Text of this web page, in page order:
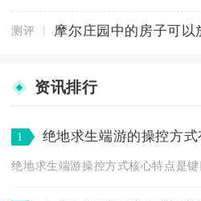
测评 摩尔庄园中的房子可以
资讯排行
1 绝地求生端游的操控方式